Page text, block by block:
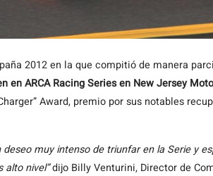
2012 en la que compitió de manera
en ARCA Racing Series en New Jersey
Award, premio por sus notables
deseo muy intenso de triunfar en la Serie y
alto nivel”dijo Billy Venturini, Director de